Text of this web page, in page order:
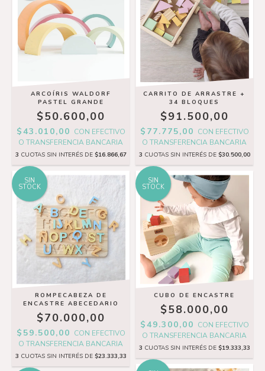
ARCOÍRIS WALDORF
PASTEL GRANDE
$50.600,00
$43.010,00 CON EFECTIVO
O TRANSFERENCIA BANCARIA
3 CUOTAS SIN INTERÉS DE $16.866,67
CARRITO DE ARRASTRE +
34 BLOQUES
$91.500,00
$77.775,00 CON EFECTIVO
O TRANSFERENCIA BANCARIA
3 CUOTAS SIN INTERÉS DE $30.500,00
SIN
STOCK
ROMPECABEZA DE
ENCASTRE ABECEDARIO
$70.000,00
$59.500,00 CON EFECTIVO
O TRANSFERENCIA BANCARIA
3 CUOTAS SIN INTERÉS DE $23.333,33
SIN
STOCK
CUBO DE ENCASTRE
$58.000,00
$49.300,00 CON EFECTIVO
O TRANSFERENCIA BANCARIA
3 CUOTAS SIN INTERÉS DE $19.333,33